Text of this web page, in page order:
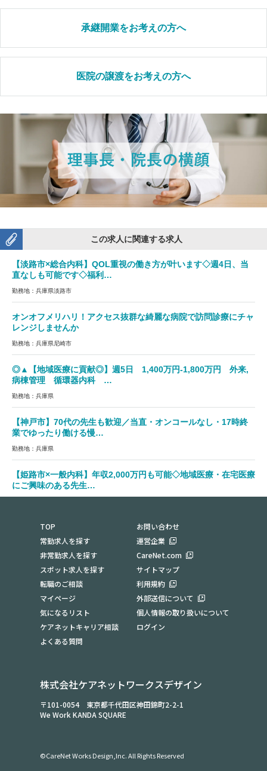
承継開業をお考えの方へ
医院の譲渡をお考えの方へ
この求人に関連する求人
【淡路市×総合内科】QOL重視の働き方が叶います◇週4日、当
直なしも可能です◇福利…
勤務地：兵庫県淡路市
オンオフメリハリ！アクセス抜群な綺麗な病院で訪問診療にチャ
レンジしませんか
勤務地：兵庫県尼崎市
◎▲【地域医療に貢献◎】週5日 1,400万円-1,800万円 外来,
病棟管理 循環器内科 …
勤務地：兵庫県
【神戸市】70代の先生も歓迎／当直・オンコールなし・17時終
業でゆったり働ける慢…
勤務地：兵庫県
【姫路市×一般内科】年収2,000万円も可能◇地域医療・在宅医療
にご興味のある先生…
TOP
常勤求人を探す
非常勤求人を探す
スポット求人を探す
転職のご相談
マイページ
気になるリスト
ケアネットキャリア相談
よくある質問
お問い合わせ
運営企業
CareNet.com
サイトマップ
利用規約
外部送信について
個人情報の取り扱いについて
ログイン
株式会社ケアネットワークスデザイン
〒101-0054 東京都千代田区神田錦町2-2-1
We Work KANDA SQUARE
©CareNet Works Design,Inc. All Rights Reserved